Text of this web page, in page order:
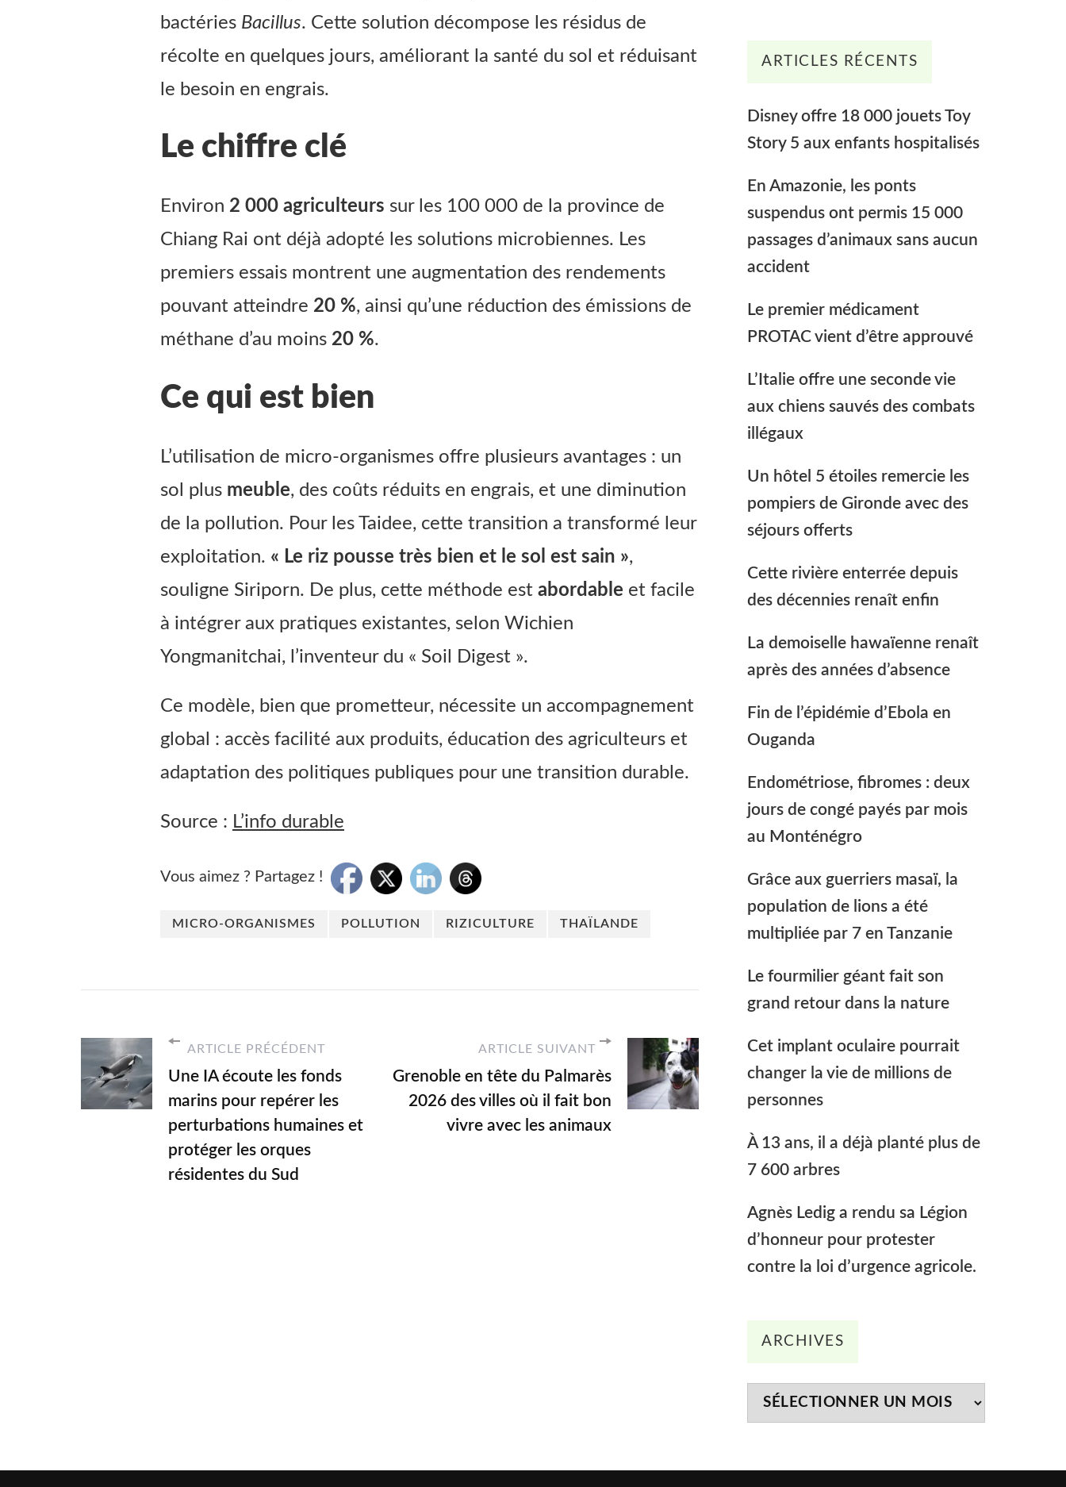
bactéries Bacillus. Cette solution décompose les résidus de
récolte en quelques jours, améliorant la santé du sol et réduisant
le besoin en engrais.
Le chiffre clé
Environ 2 000 agriculteurs sur les 100 000 de la province de
Chiang Rai ont déjà adopté les solutions microbiennes. Les
premiers essais montrent une augmentation des rendements
pouvant atteindre 20 %, ainsi qu’une réduction des émissions de
méthane d’au moins 20 %.
Ce qui est bien
L’utilisation de micro-organismes offre plusieurs avantages : un
sol plus meuble, des coûts réduits en engrais, et une diminution
de la pollution. Pour les Taidee, cette transition a transformé leur
exploitation. « Le riz pousse très bien et le sol est sain »,
souligne Siriporn. De plus, cette méthode est abordable et facile
à intégrer aux pratiques existantes, selon Wichien
Yongmanitchai, l’inventeur du « Soil Digest ».
Ce modèle, bien que prometteur, nécessite un accompagnement
global : accès facilité aux produits, éducation des agriculteurs et
adaptation des politiques publiques pour une transition durable.
Source : L’info durable
Vous aimez ? Partagez !
MICRO-ORGANISMES POLLUTION RIZICULTURE THAÏLANDE
ARTICLE PRÉCÉDENT
Une IA écoute les fonds
marins pour repérer les
perturbations humaines et
protéger les orques
résidentes du Sud
ARTICLE SUIVANT
Grenoble en tête du Palmarès
2026 des villes où il fait bon
vivre avec les animaux
ARTICLES RÉCENTS
Disney offre 18 000 jouets Toy
Story 5 aux enfants hospitalisés
En Amazonie, les ponts
suspendus ont permis 15 000
passages d’animaux sans aucun
accident
Le premier médicament
PROTAC vient d’être approuvé
L’Italie offre une seconde vie
aux chiens sauvés des combats
illégaux
Un hôtel 5 étoiles remercie les
pompiers de Gironde avec des
séjours offerts
Cette rivière enterrée depuis
des décennies renaît enfin
La demoiselle hawaïenne renaît
après des années d’absence
Fin de l’épidémie d’Ebola en
Ouganda
Endométriose, fibromes : deux
jours de congé payés par mois
au Monténégro
Grâce aux guerriers masaï, la
population de lions a été
multipliée par 7 en Tanzanie
Le fourmilier géant fait son
grand retour dans la nature
Cet implant oculaire pourrait
changer la vie de millions de
personnes
À 13 ans, il a déjà planté plus de
7 600 arbres
Agnès Ledig a rendu sa Légion
d’honneur pour protester
contre la loi d’urgence agricole.
ARCHIVES